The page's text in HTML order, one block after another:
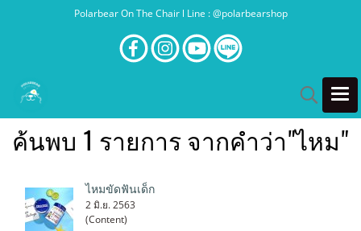
Polarbear On The Chair l Line : @polarbearshop
ค้นพบ 1 รายการ จากคำว่า"ไหม"
ไหมขัดฟันเด็ก
2 มิ.ย. 2563
(Content)